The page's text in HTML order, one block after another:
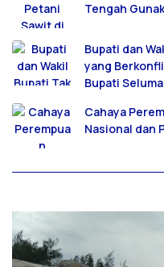
Tengah
Bupati dan
yang
Bupati Seluma
Cahaya
Nasional dan